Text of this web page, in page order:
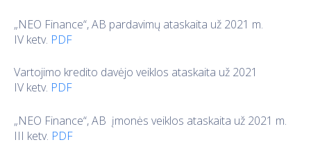
„NEO Finance“, AB pardavimų ataskaita už 2021 m.
IV ketv. PDF
Vartojimo kredito davėjo veiklos ataskaita už 2021
IV ketv. PDF
„NEO Finance“, AB įmonės veiklos ataskaita už 2021 m.
III ketv. PDF